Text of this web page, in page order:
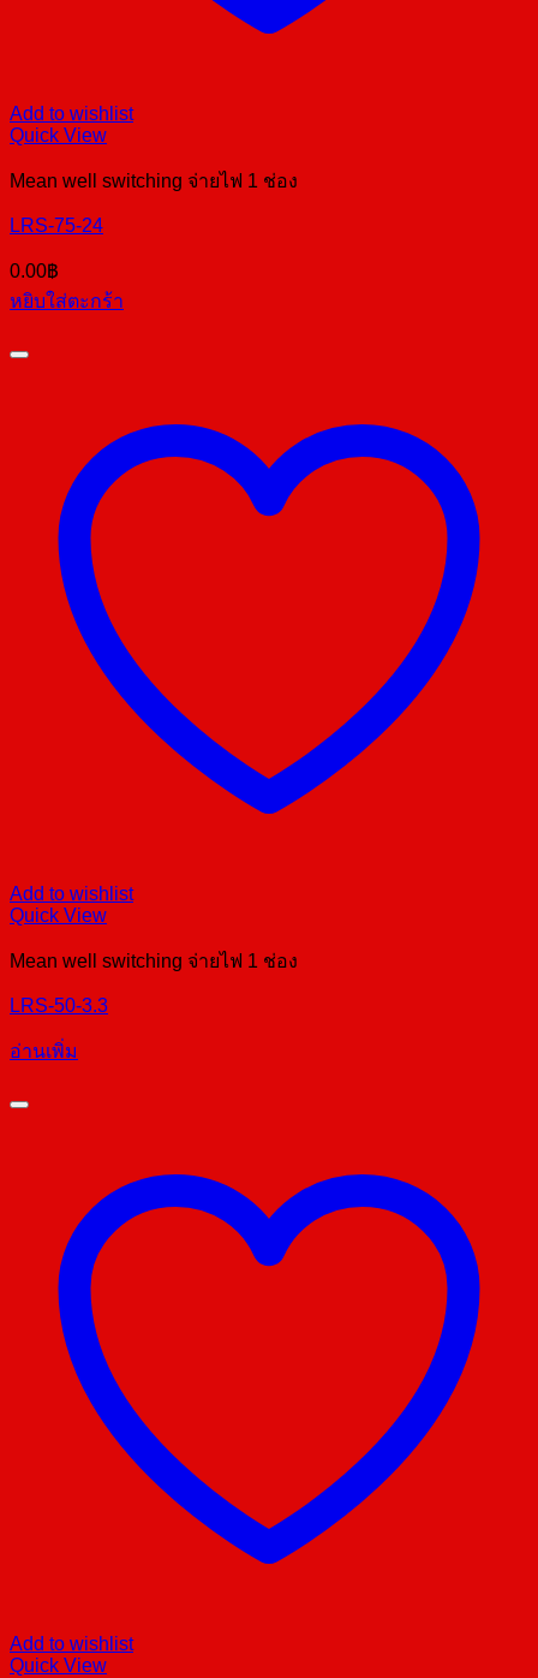
Add to wishlist
Quick View
Mean well switching จ่ายไฟ 1 ช่อง
LRS-75-24
0.00฿
หยิบใส่ตะกร้า
Add to wishlist
Quick View
Mean well switching จ่ายไฟ 1 ช่อง
LRS-50-3.3
อ่านเพิ่ม
Add to wishlist
Quick View